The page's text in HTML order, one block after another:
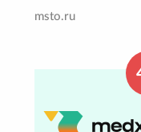
msto.ru